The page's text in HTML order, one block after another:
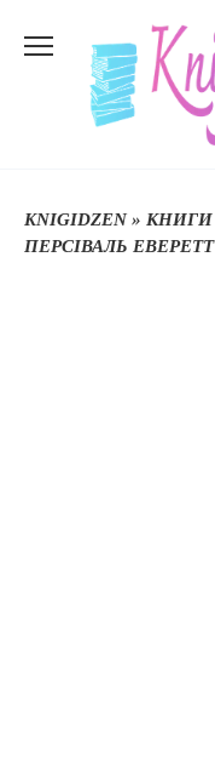
до
KNIGIDZEN» КНИГИ
ПЕРСІВАЛЬ ЕВЕРЕТТ